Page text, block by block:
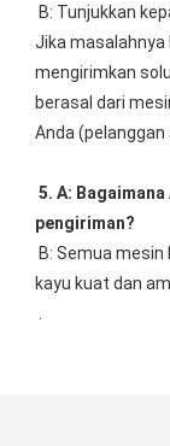
B: Tunjukkan
Jika masalahnya
mengirimkan
berasal dari
Anda (pelanggan
5. A:
pengiriman?
B: Semua
kayu kuat dan